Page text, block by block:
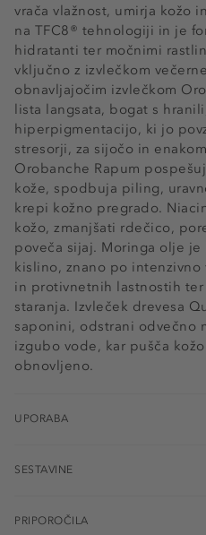
vrača vlažnost, umirja kožo
na TFC8® tehnologiji in je
hidratanti ter močnimi
vključno z izvlečkom
obnavljajočim izvlečkom
lista langsata, bogat s
hiperpigmentacijo, ki jo
stresorji, za sijočo in
Orobanche Rapum
kože, spodbuja piling,
krepi kožno pregrado.
kožo, zmanjšati rdečico,
poveča sijaj. Moringa olje
kislino, znano po
in protivnetnih lastnostih
staranja. Izvleček drevesa
saponini, odstrani odvečno
izgubo vode, kar pušča
obnovljeno.
UPORABA
SESTAVINE
PRIPOROČILA